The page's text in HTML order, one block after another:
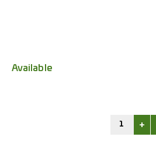
Available
+